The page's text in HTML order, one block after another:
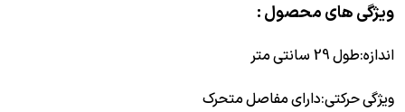
ویژگی های محصول :
اندازه:طول 29 سانتی متر
ویژگی حرکتی:دارای مفاصل متحرک